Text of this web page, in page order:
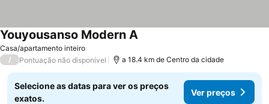
Casa/apartamento inteiro
Youyousanso Modern A
/ Pontuação não disponível a 18.4 km de Centro da cidade
Selecione as datas para ver os preços
exatos.
Ver preços